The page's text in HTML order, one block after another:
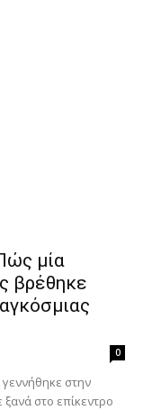
μία
βρέθηκε
0
στην
στο επίκεντρο